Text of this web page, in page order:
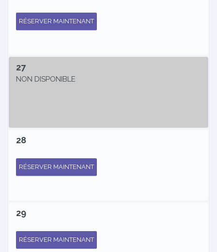
RÉSERVER MAINTENANT
27
NON DISPONIBLE
28
RÉSERVER MAINTENANT
29
RÉSERVER MAINTENANT